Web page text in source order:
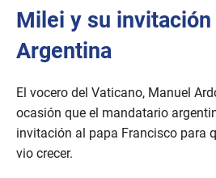
Milei y su
Argentina
El vocero del Vaticano, Manuel
ocasión que el mandatario
invitación al papa Francisco para
vio crecer.